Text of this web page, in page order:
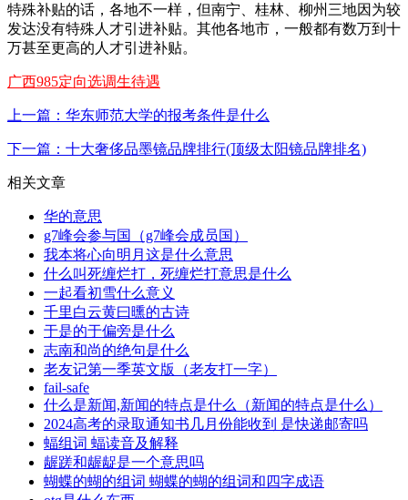
特殊补贴的话，各地不一样，但南宁、桂林、柳州三地因为较
发达没有特殊人才引进补贴。其他各地市，一般都有数万到十
万甚至更高的人才引进补贴。
广西985定向选调生待遇
上一篇：华东师范大学的报考条件是什么
下一篇：十大奢侈品墨镜品牌排行(顶级太阳镜品牌排名)
相关文章
华的意思
g7峰会参与国（g7峰会成员国）
我本将心向明月这是什么意思
什么叫死缠烂打，死缠烂打意思是什么
一起看初雪什么意义
千里白云黄曰曛的古诗
于是的于偏旁是什么
志南和尚的绝句是什么
老友记第一季英文版（老友打一字）
fail-safe
什么是新闻,新闻的特点是什么（新闻的特点是什么）
2024高考的录取通知书几月份能收到 是快递邮寄吗
蝠组词 蝠读音及解释
龌蹉和龌龊是一个意思吗
蝴蝶的蝴的组词 蝴蝶的蝴的组词和四字成语